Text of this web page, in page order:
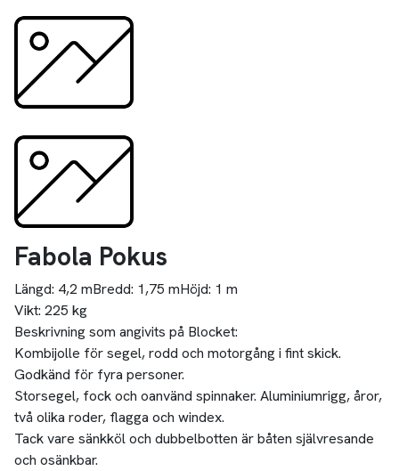
Fabola Pokus
Längd: 4,2 mBredd: 1,75 mHöjd: 1 m
Vikt: 225 kg
Beskrivning som angivits på Blocket:
Kombijolle för segel, rodd och motorgång i fint skick.
Godkänd för fyra personer.
Storsegel, fock och oanvänd spinnaker. Aluminiumrigg, åror,
två olika roder, flagga och windex.
Tack vare sänkköl och dubbelbotten är båten självresande
och osänkbar.